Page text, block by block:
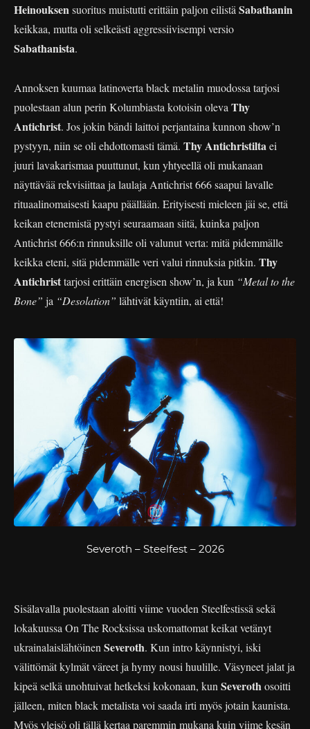
Heinouksensuoritus muistutti erittäin paljon eilistä Sabathanin
keikkaa, mutta oli selkeästi aggressiivisempi versio
Sabathanista.
Annoksen kuumaa latinoverta black metalin muodossa tarjosi
puolestaan alun perin Kolumbiasta kotoisin oleva Thy
Antichrist. Jos jokin bändi laittoi perjantaina kunnon show’n
pystyyn, niin se oli ehdottomasti tämä. Thy Antichristiltaei
juuri lavakarismaa puuttunut, kun yhtyeellä oli mukanaan
näyttävää rekvisiittaa ja laulaja Antichrist 666 saapui lavalle
rituaalinomaisesti kaapu päällään. Erityisesti mieleen jäi se, että
keikan etenemistä pystyi seuraamaan siitä, kuinka paljon
Antichrist 666:n rinnuksille oli valunut verta: mitä pidemmälle
keikka eteni, sitä pidemmälle veri valui rinnuksia pitkin. Thy
Antichristtarjosi erittäin energisen show’n, ja kun “Metal to the
Bone” ja “Desolation” lähtivät käyntiin, ai että!
Severoth – Steelfest – 2026
Sisälavalla puolestaan aloitti viime vuoden Steelfestissä sekä
lokakuussa On The Rocksissa uskomattomat keikat vetänyt
ukrainalaislähtöinen Severoth. Kun intro käynnistyi, iski
välittömät kylmät väreet ja hymy nousi huulille. Väsyneet jalat ja
kipeä selkä unohtuivat hetkeksi kokonaan, kun Severoth osoitti
jälleen, miten black metalista voi saada irti myös jotain kaunista.
Myös yleisö oli tällä kertaa paremmin mukana kuin viime kesän